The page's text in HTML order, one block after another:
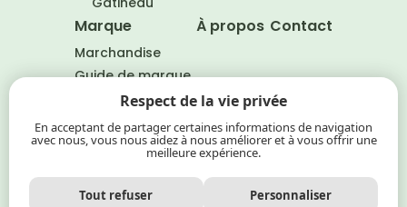
Marque
Marchandise
Guide de marque
À propos Contact
Partenaires Nous suivre
Facebook
LinkedIn
Respect de la vie privée
En acceptant de partager certaines informations de navigation
avec nous, vous nous aidez à nous améliorer et à vous offrir une
meilleure expérience.
Tout refuser Personnaliser